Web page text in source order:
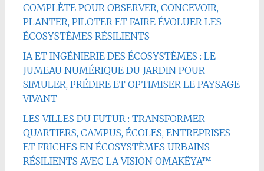
COMPLÈTE POUR OBSERVER, CONCEVOIR,
PLANTER, PILOTER ET FAIRE ÉVOLUER LES
ÉCOSYSTÈMES RÉSILIENTS
IA ET INGÉNIERIE DES ÉCOSYSTÈMES : LE
JUMEAU NUMÉRIQUE DU JARDIN POUR
SIMULER, PRÉDIRE ET OPTIMISER LE PAYSAGE
VIVANT
LES VILLES DU FUTUR : TRANSFORMER
QUARTIERS, CAMPUS, ÉCOLES, ENTREPRISES
ET FRICHES EN ÉCOSYSTÈMES URBAINS
RÉSILIENTS AVEC LA VISION OMAKËYA™